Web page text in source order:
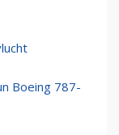
Boeing 787-